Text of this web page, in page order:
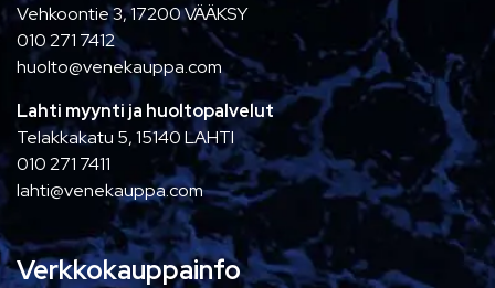
Vehkoontie 3, 17200 VÄÄKSY
010 271 7412
huolto@venekauppa.com
Lahti myynti ja huoltopalvelut
Telakkakatu 5, 15140 LAHTI
010 271 7411
lahti@venekauppa.com
Verkkokauppainfo